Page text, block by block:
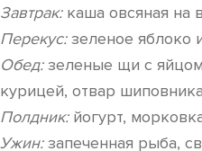
Завтрак:каша овсяная на
Перекус:зеленое яблоко
Обед:зеленые щи с
курицей, отвар шиповника
Полдник:йогурт,
Ужин:запеченная рыба,